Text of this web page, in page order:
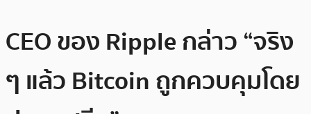
CEO ของ Ripple กล่าว “จริง
ๆ แล้ว Bitcoin ถูกควบคุมโดย